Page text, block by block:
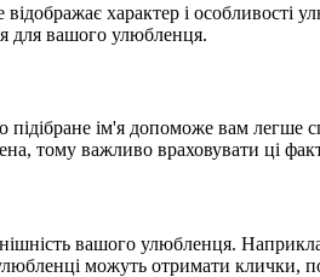
характер і особливості
для вашого улюбленця.
ім'я допоможе вам легше
тому важливо враховувати ці
вашого улюбленця.
можуть отримати клички,